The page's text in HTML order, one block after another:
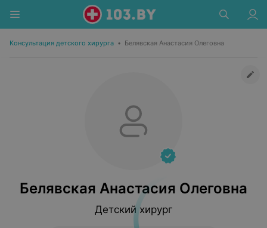
Консультация детского хирурга • Белявская Анастасия Олеговна
Белявская Анастасия Олеговна
Детский хирург